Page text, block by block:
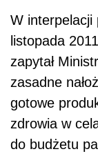
W interpelacji
listopada
zapytał
zasadne
gotowe
zdrowia w
do budżetu